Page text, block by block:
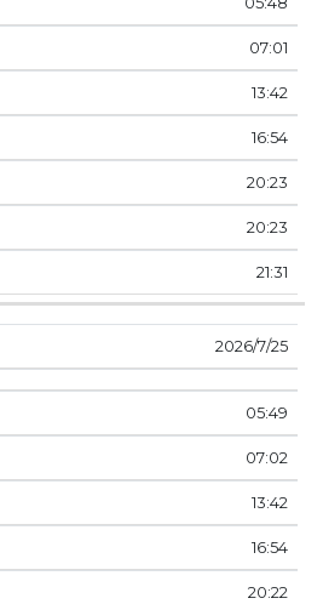
07:01
13:42
16:54
20:23
20:23
21:31
25‏‏/7‏‏/2026
05:49
07:02
13:42
16:54
20:22